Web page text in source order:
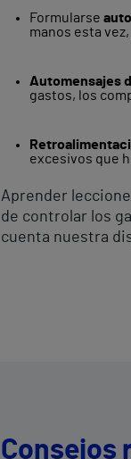
Formularse
manos esta
Automensajes
gastos, los
excesivos que
Aprender
de controlar los
cuenta nuestra
Consejos